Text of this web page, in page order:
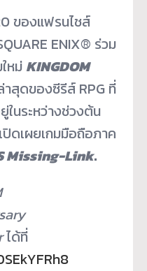
ของแฟรนไชส์
ENIX® ร่วม
หม่ KINGDOM
าสุดของซีรีส์ RPG ที่
ในระหว่างช่วงต้น
ดเผยเกมมือถือภาค
Missing-Link.
ได้ที่